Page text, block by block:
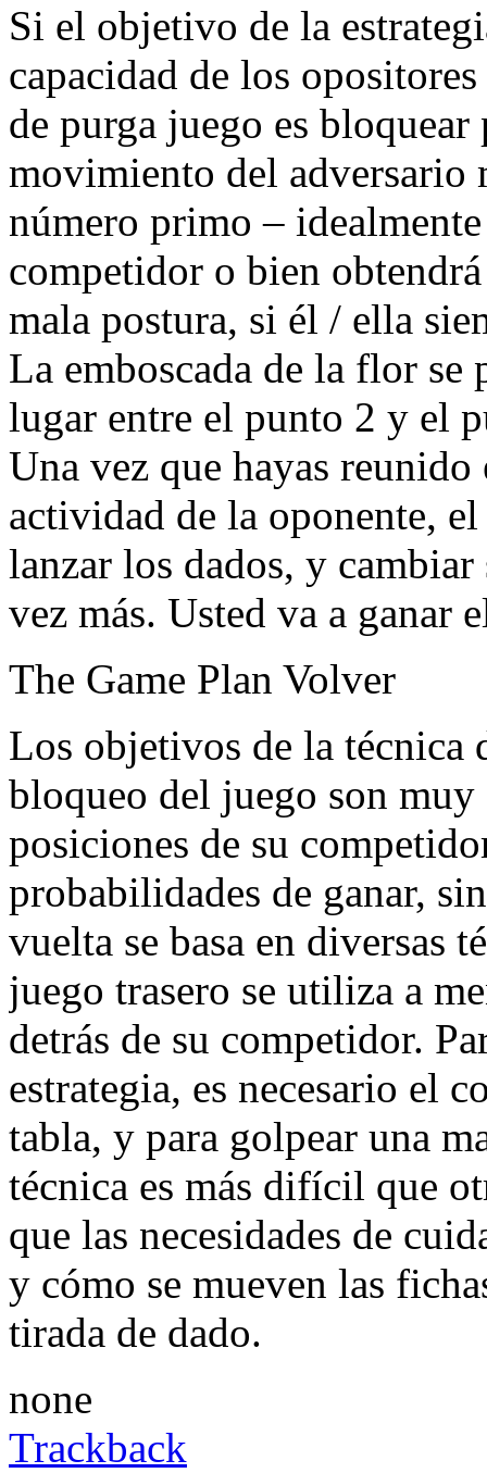
Si el objetivo de la
capacidad de los
de purga juego es
movimiento del adversario
número primo –
competidor o bien
mala postura, si él / ella
La emboscada de la flor
lugar entre el punto 2 y el
Una vez que hayas
actividad de la oponente,
lanzar los dados, y
vez más. Usted va a ganar
The Game Plan Volver
Los objetivos de la técnica
bloqueo del juego son
posiciones de su
probabilidades de ganar,
vuelta se basa en diversas
juego trasero se utiliza a
detrás de su competidor.
estrategia, es necesario el
tabla, y para golpear una
técnica es más difícil que
que las necesidades de
y cómo se mueven las
tirada de dado.
none
Trackback